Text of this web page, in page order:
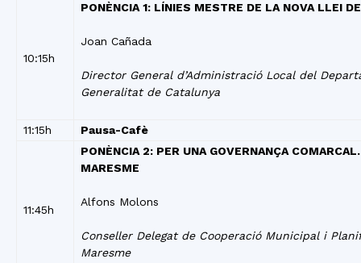
10:15h
PONÈNCIA 1: LÍNIES MESTRE DE LA NOVA LLEI
Joan Cañada
Director General d’Administració Local del
Generalitat de Catalunya
11:15h Pausa-Cafè
11:45h
PONÈNCIA 2: PER UNA GOVERNANÇA
MARESME
Alfons Molons
Conseller Delegat de Cooperació Municipal i
Maresme